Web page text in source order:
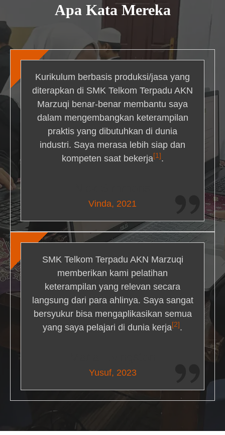
Apa Kata Mereka
Kurikulum berbasis produksi/jasa yang
diterapkan di SMK Telkom Terpadu AKN
Marzuqi benar-benar membantu saya
dalam mengembangkan keterampilan
praktis yang dibutuhkan di dunia
industri. Saya merasa lebih siap dan
kompeten saat bekerja[1] .
Vinda, 2021
SMK Telkom Terpadu AKN Marzuqi
memberikan kami pelatihan
keterampilan yang relevan secara
langsung dari para ahlinya. Saya sangat
bersyukur bisa mengaplikasikan semua
yang saya pelajari di dunia kerja[2] .
Yusuf, 2023